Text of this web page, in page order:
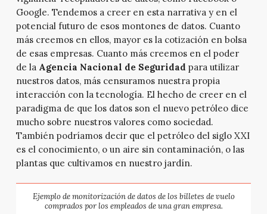
Google. Tendemos a creer en esta narrativa y en el
potencial futuro de esos montones de datos. Cuanto
más creemos en ellos, mayor es la cotización en bolsa
de esas empresas. Cuanto más creemos en el poder
de la Agencia Nacional de Seguridad para utilizar
nuestros datos, más censuramos nuestra propia
interacción con la tecnología. El hecho de creer en el
paradigma de que los datos son el nuevo petróleo dice
mucho sobre nuestros valores como sociedad.
También podríamos decir que el petróleo del siglo XXI
es el conocimiento, o un aire sin contaminación, o las
plantas que cultivamos en nuestro jardín.
Ejemplo de monitorización de datos de los billetes de vuelo
comprados por los empleados de una gran empresa.